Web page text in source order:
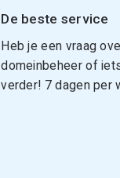
De beste service
Heb je een vraag
domeinbeheer of
verder! 7 dagen per